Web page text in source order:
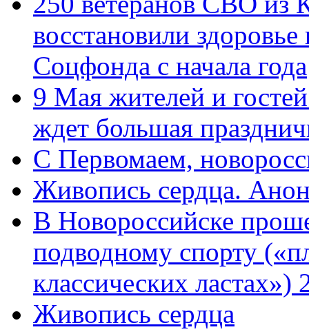
восстановили
Соцфонда с начала года
9 Мая жителей и
ждет большая
C Первомаем,
Живопись сердца.
В Новороссийске
подводному спорту
классических
Живопись сердца